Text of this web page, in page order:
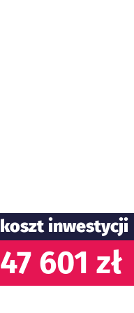
koszt inwestycji
47 601 zł